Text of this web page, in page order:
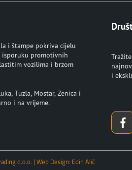
i štampe pokriva cijelu
isporuku promotivnih
vozilima i brzom
Tuzla, Mostar, Zenica i
i na vrijeme.
i
d.o.o. | Web Design: Edin Alić